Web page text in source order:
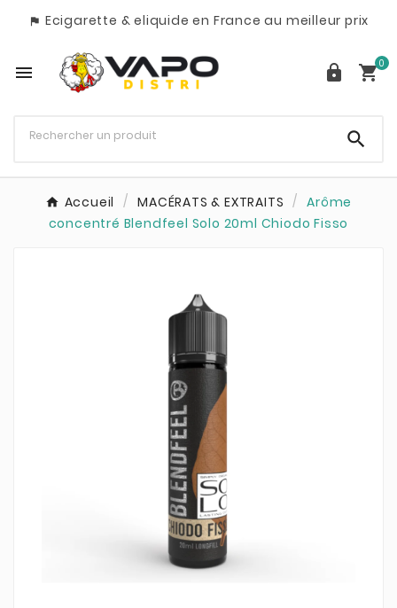
 Ecigarette & eliquide en France au meilleur prix
  0

Accueil MACÉRATS & EXTRAITS
Arôme
concentré Blendfeel Solo 20ml Chiodo Fisso